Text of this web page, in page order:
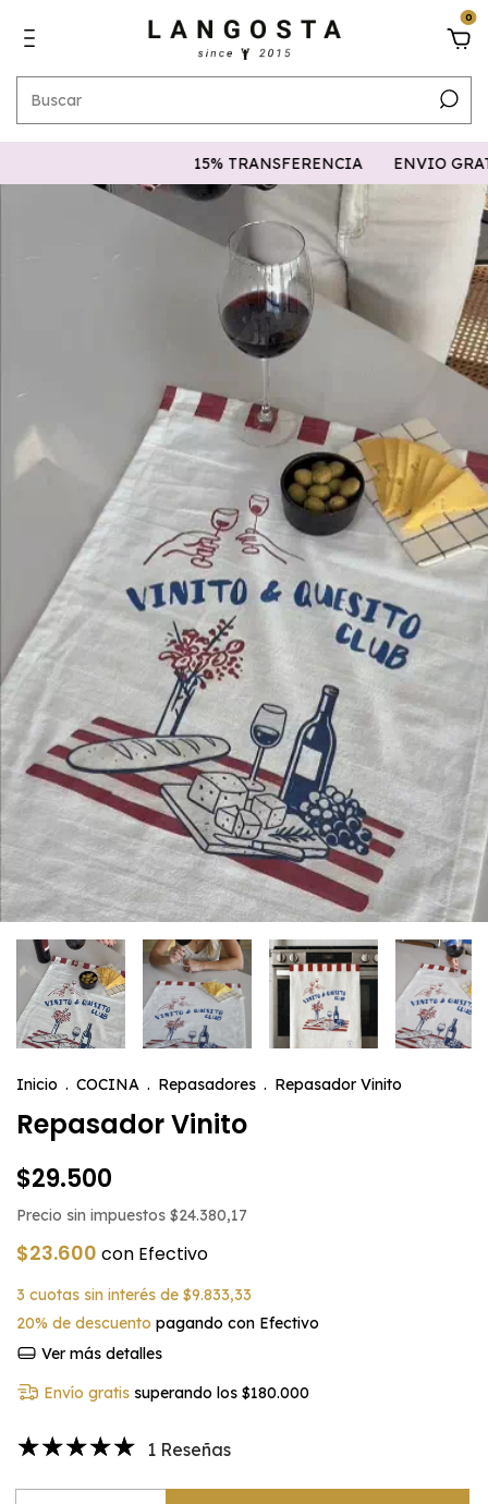
0
15% TRANSFERENCIA ENVIO GRATIS
Inicio . COCINA . Repasadores . Repasador Vinito
Repasador Vinito
$29.500
Precio sin impuestos $24.380,17
$23.600 con Efectivo
3 cuotas sin interés de $9.833,33
20% de descuento pagando con Efectivo
Ver más detalles
Envío gratis superando los$180.000
1 Reseñas